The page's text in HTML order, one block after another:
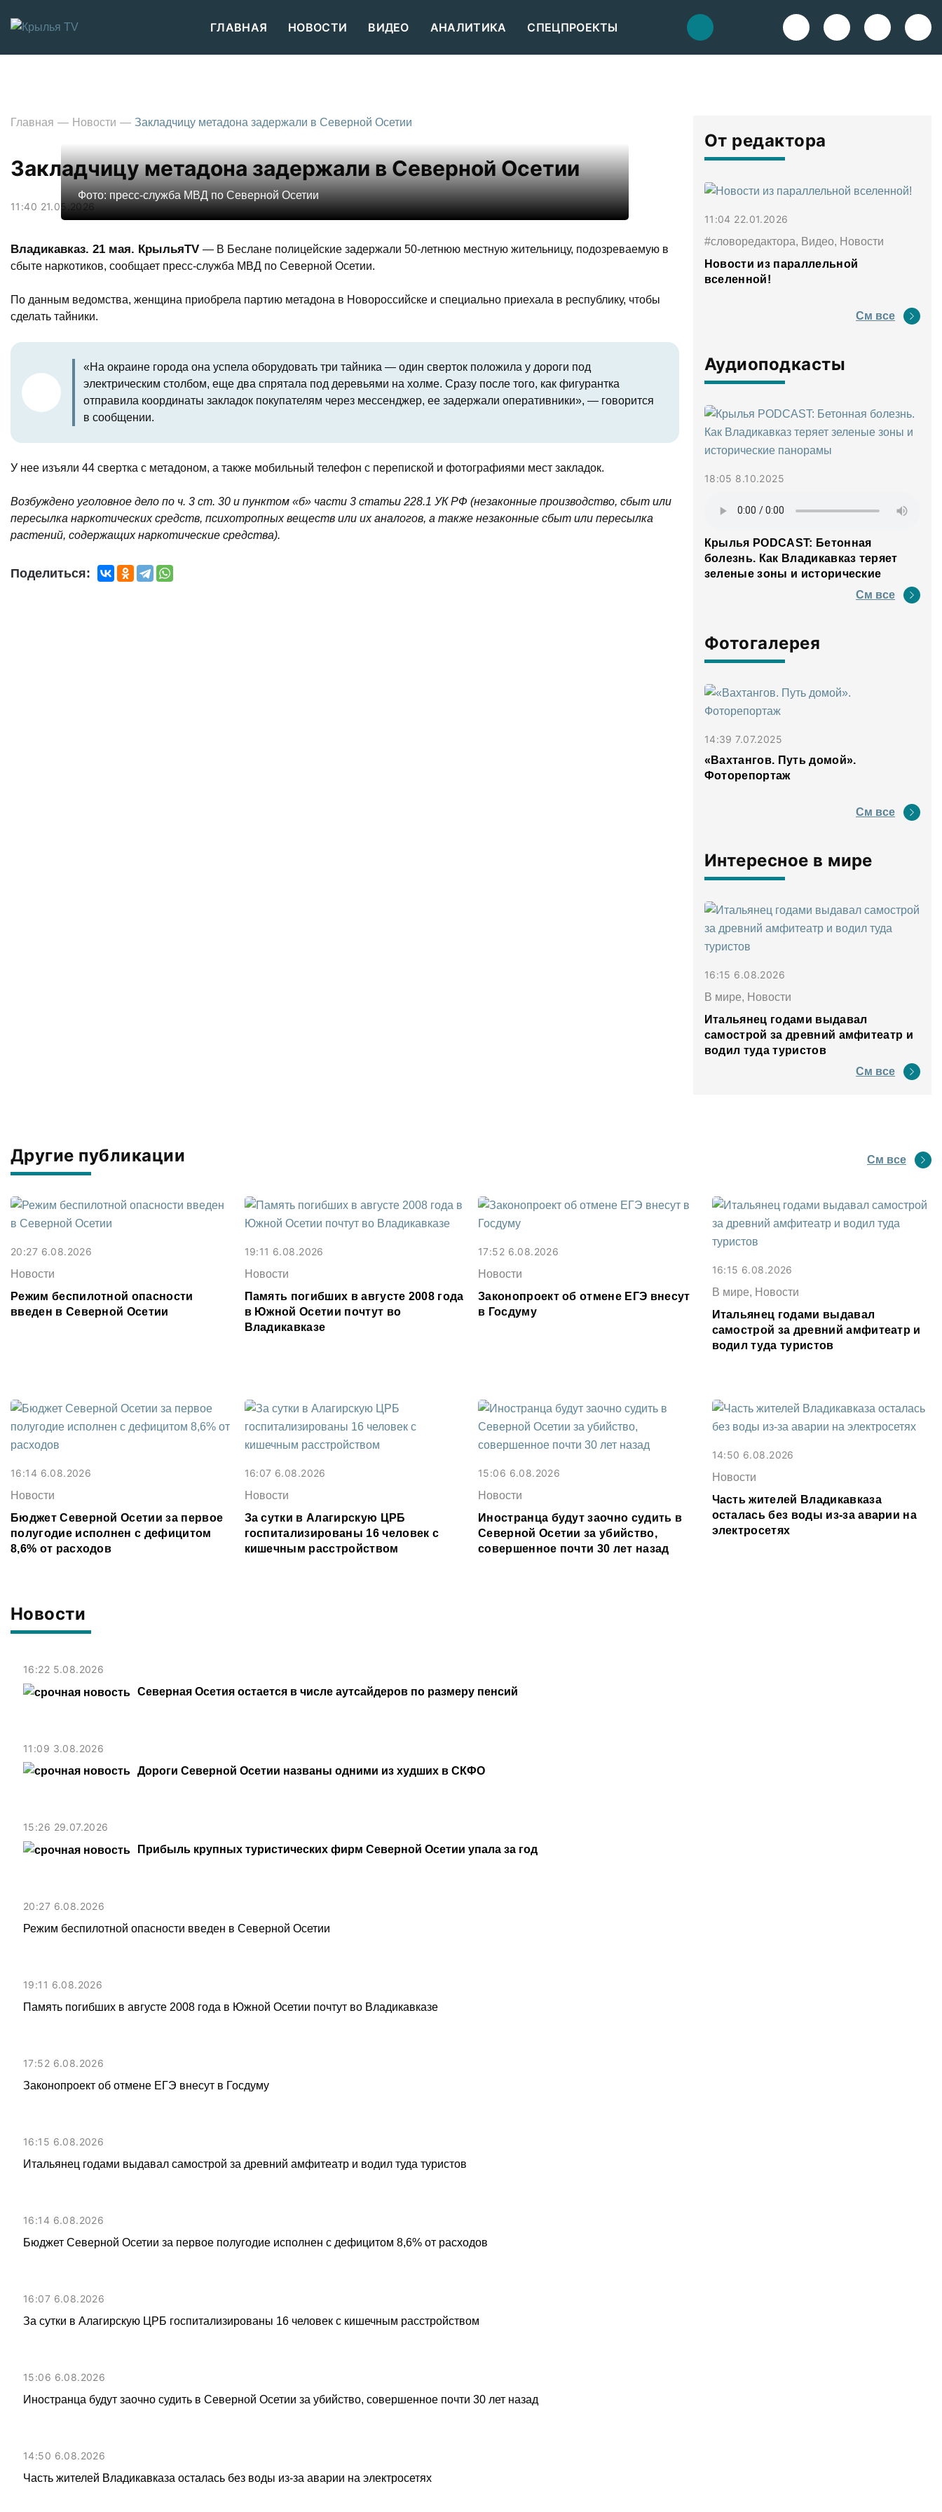
ГЛАВНАЯ НОВОСТИ ВИДЕО АНАЛИТИКА СПЕЦПРОЕКТЫ
Новости
16:22 5.08.2026
Северная Осетия остается в числе аутсайдеров по размеру пенсий
11:09 3.08.2026
Дороги Северной Осетии названы одними из худших в СКФО
15:26 29.07.2026
Прибыль крупных туристических фирм Северной Осетии упала за год
20:27 6.08.2026
Режим беспилотной опасности введен в Северной Осетии
19:11 6.08.2026
Память погибших в августе 2008 года в Южной Осетии почтут во Владикавказе
17:52 6.08.2026
Законопроект об отмене ЕГЭ внесут в Госдуму
16:15 6.08.2026
Итальянец годами выдавал самострой за древний амфитеатр и водил туда туристов
16:14 6.08.2026
Бюджет Северной Осетии за первое полугодие исполнен с дефицитом 8,6% от расходов
16:07 6.08.2026
За сутки в Алагирскую ЦРБ госпитализированы 16 человек с кишечным расстройством
15:06 6.08.2026
Иностранца будут заочно судить в Северной Осетии за убийство, совершенное почти 30 лет назад
14:50 6.08.2026
Часть жителей Владикавказа осталась без воды из-за аварии на электросетях
Главная Новости Закладчицу метадона задержали в Северной Осетии
Закладчицу метадона задержали в Северной Осетии
11:40 21.05.2026
Фото: пресс-служба МВД по Северной Осетии
Владикавказ. 21 мая. КрыльяTV — В Беслане полицейские задержали 50-летнюю местную жительницу, подозреваемую в
сбыте наркотиков, сообщает пресс-служба МВД по Северной Осетии.
По данным ведомства, женщина приобрела партию метадона в Новороссийске и специально приехала в республику, чтобы
сделать тайники.
«На окраине города она успела оборудовать три тайника — один сверток положила у дороги под
электрическим столбом, еще два спрятала под деревьями на холме. Сразу после того, как фигурантка
отправила координаты закладок покупателям через мессенджер, ее задержали оперативники», — говорится
в сообщении.
У нее изъяли 44 свертка с метадоном, а также мобильный телефон с перепиской и фотографиями мест закладок.
Возбуждено уголовное дело по ч. 3 ст. 30 и пунктом «б» части 3 статьи 228.1 УК РФ (незаконные производство, сбыт или
пересылка наркотических средств, психотропных веществ или их аналогов, а также незаконные сбыт или пересылка
растений, содержащих наркотические средства).
Поделиться:
От редактора
11:04 22.01.2026
#словоредактора, Видео, Новости
Новости из параллельной
вселенной!
См все
Аудиоподкасты
18:05 8.10.2025
Крылья PODCAST: Бетонная
болезнь. Как Владикавказ теряет
зеленые зоны и исторические
См все
Фотогалерея
14:39 7.07.2025
«Вахтангов. Путь домой».
Фоторепортаж
См все
Интересное в мире
16:15 6.08.2026
В мире, Новости
Итальянец годами выдавал
самострой за древний амфитеатр и
водил туда туристов
См все
Другие публикации См все
20:27 6.08.2026
Новости
Режим беспилотной опасности
введен в Северной Осетии
19:11 6.08.2026
Новости
Память погибших в августе 2008 года
в Южной Осетии почтут во
Владикавказе
17:52 6.08.2026
Новости
Законопроект об отмене ЕГЭ внесут
в Госдуму
16:15 6.08.2026
В мире, Новости
Итальянец годами выдавал
самострой за древний амфитеатр и
водил туда туристов
16:14 6.08.2026
Новости
Бюджет Северной Осетии за первое
полугодие исполнен с дефицитом
8,6% от расходов
16:07 6.08.2026
Новости
За сутки в Алагирскую ЦРБ
госпитализированы 16 человек с
кишечным расстройством
15:06 6.08.2026
Новости
Иностранца будут заочно судить в
Северной Осетии за убийство,
совершенное почти 30 лет назад
14:50 6.08.2026
Новости
Часть жителей Владикавказа
осталась без воды из-за аварии на
электросетях